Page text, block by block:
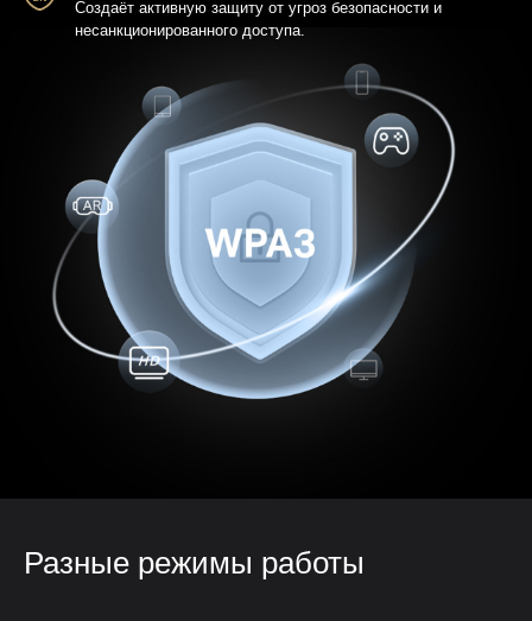
Создаёт активную защиту от угроз безопасности и
несанкционированного доступа.
Разные режимы работы